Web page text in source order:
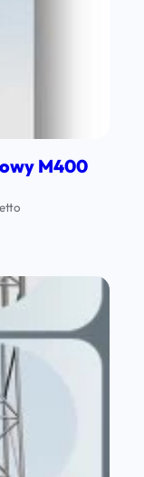
M400
zł
zł